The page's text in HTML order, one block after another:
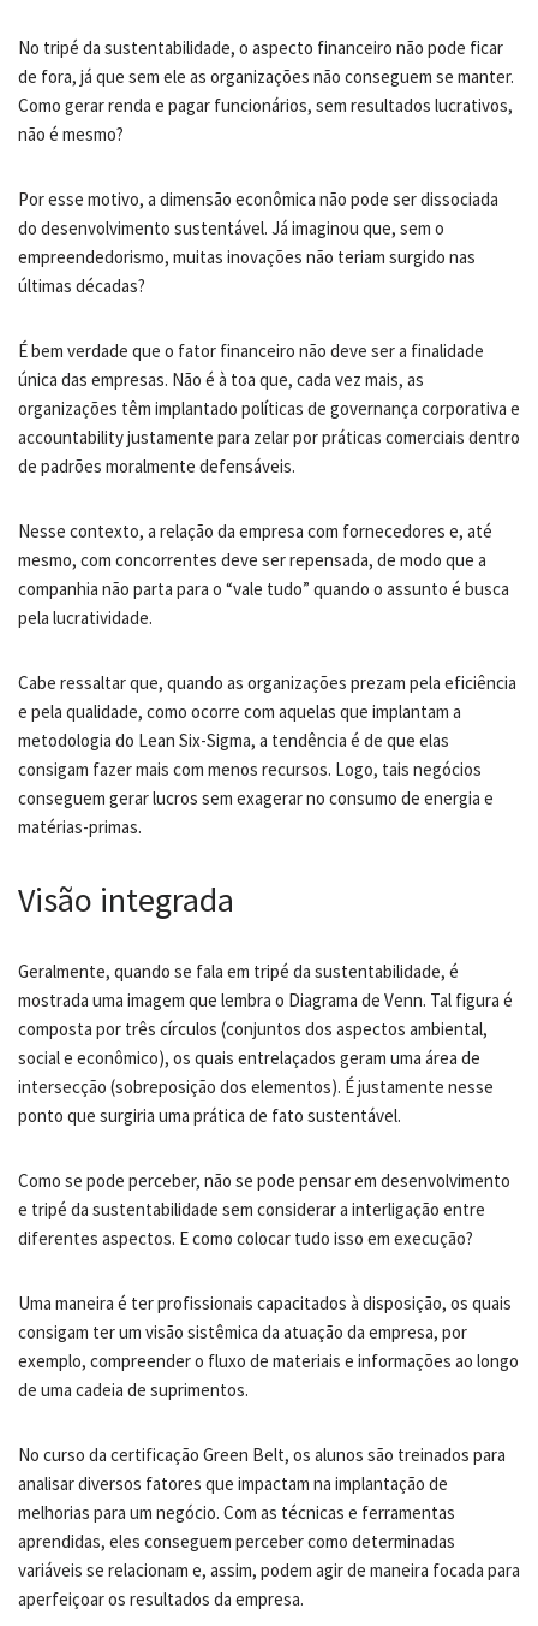
No tripé da sustentabilidade, o aspecto financeiro não pode ficar
de fora, já que sem ele as organizações não conseguem se manter.
Como gerar renda e pagar funcionários, sem resultados lucrativos,
não é mesmo?
Por esse motivo, a dimensão econômica não pode ser dissociada
do desenvolvimento sustentável. Já imaginou que, sem o
empreendedorismo, muitas inovações não teriam surgido nas
últimas décadas?
É bem verdade que o fator financeiro não deve ser a finalidade
única das empresas. Não é à toa que, cada vez mais, as
organizações têm implantado políticas de governança corporativa e
accountability justamente para zelar por práticas comerciais dentro
de padrões moralmente defensáveis.
Nesse contexto, a relação da empresa com fornecedores e, até
mesmo, com concorrentes deve ser repensada, de modo que a
companhia não parta para o “vale tudo” quando o assunto é busca
pela lucratividade.
Cabe ressaltar que, quando as organizações prezam pela eficiência
e pela qualidade, como ocorre com aquelas que implantam a
metodologia do Lean Six-Sigma, a tendência é de que elas
consigam fazer mais com menos recursos. Logo, tais negócios
conseguem gerar lucros sem exagerar no consumo de energia e
matérias-primas.
Visão integrada
Geralmente, quando se fala em tripé da sustentabilidade, é
mostrada uma imagem que lembra o Diagrama de Venn. Tal figura é
composta por três círculos (conjuntos dos aspectos ambiental,
social e econômico), os quais entrelaçados geram uma área de
intersecção (sobreposição dos elementos). É justamente nesse
ponto que surgiria uma prática de fato sustentável.
Como se pode perceber, não se pode pensar em desenvolvimento
e tripé da sustentabilidade sem considerar a interligação entre
diferentes aspectos. E como colocar tudo isso em execução?
Uma maneira é ter profissionais capacitados à disposição, os quais
consigam ter um visão sistêmica da atuação da empresa, por
exemplo, compreender o fluxo de materiais e informações ao longo
de uma cadeia de suprimentos.
No curso da certificação Green Belt, os alunos são treinados para
analisar diversos fatores que impactam na implantação de
melhorias para um negócio. Com as técnicas e ferramentas
aprendidas, eles conseguem perceber como determinadas
variáveis se relacionam e, assim, podem agir de maneira focada para
aperfeiçoar os resultados da empresa.